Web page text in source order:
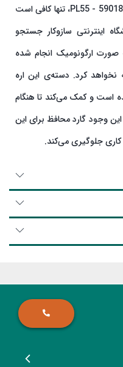
مدل 5901802915 - PL55، تنها کافی است
اینترنتی سازوکار جستجو
صورت ارگونومیک انجام شده
کرد. دسته‌ی این اره
و کمک می‌کند تا هنگام
وجود گارد محافظ برای این
جلوگیری می‌کند.